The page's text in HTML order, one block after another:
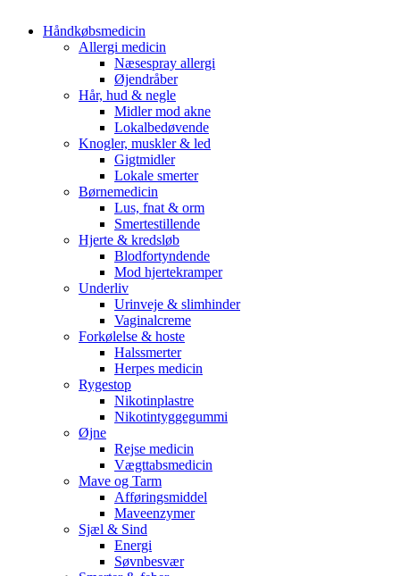
Håndkøbsmedicin
Allergi medicin
Næsespray allergi
Øjendråber
Hår, hud & negle
Midler mod akne
Lokalbedøvende
Knogler, muskler & led
Gigtmidler
Lokale smerter
Børnemedicin
Lus, fnat & orm
Smertestillende
Hjerte & kredsløb
Blodfortyndende
Mod hjertekramper
Underliv
Urinveje & slimhinder
Vaginalcreme
Forkølelse & hoste
Halssmerter
Herpes medicin
Rygestop
Nikotinplastre
Nikotintyggegummi
Øjne
Rejse medicin
Vægttabsmedicin
Mave og Tarm
Afføringsmiddel
Maveenzymer
Sjæl & Sind
Energi
Søvnbesvær